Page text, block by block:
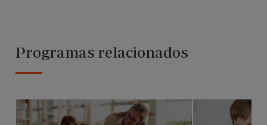
Programas relacionados